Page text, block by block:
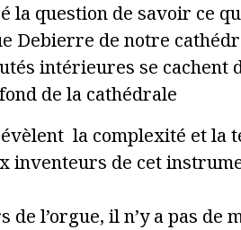
la question de savoir ce
Debierre de notre
intérieures se cachent
de la cathédrale
la complexité et la
inventeurs de cet
l’orgue, il n’y a pas de